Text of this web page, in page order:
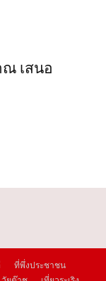
ณ เสนอ
ที่พึ่งประชาชน